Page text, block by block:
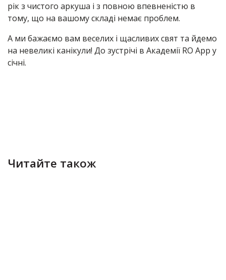
рік з чистого аркуша і з повною впевненістю в
тому, що на вашому складі немає проблем.
А ми бажаємо вам веселих і щасливих свят та йдемо
на невеликі канікули! До зустрічі в Академії RO App у
січні.
Читайте також